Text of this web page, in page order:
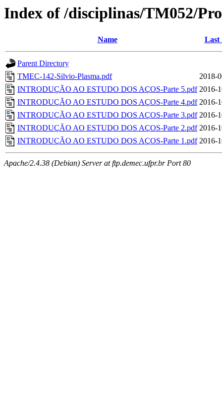
Index of /disciplinas/TM052/
Name Last
Parent Directory
TMEC-142-Silvio-Plasma.pdf
2018-
INTRODUÇÃO AO ESTUDO DOS AÇOS-Parte 5.pdf 2016-
INTRODUÇÃO AO ESTUDO DOS AÇOS-Parte 4.pdf 2016-
INTRODUÇÃO AO ESTUDO DOS AÇOS-Parte 3.pdf 2016-
INTRODUÇÃO AO ESTUDO DOS AÇOS-Parte 2.pdf 2016-
INTRODUÇÃO AO ESTUDO DOS AÇOS-Parte 1.pdf 2016-
Apache/2.4.38 (Debian) Server at ftp.demec.ufpr.br Port 80